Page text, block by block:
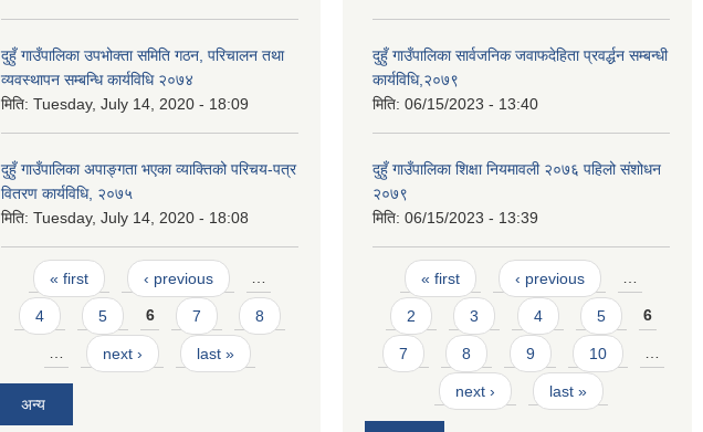
दुहुँ गाउँपालिका उपभोक्ता समिति गठन, परिचालन तथा
व्यवस्थापन सम्बन्धि कार्यविधि २०७४
मिति: Tuesday, July 14, 2020 - 18:09
दुहुँ गाउँपालिका अपाङ्गता भएका व्याक्तिको परिचय-पत्र
वितरण कार्यविधि, २०७५
मिति: Tuesday, July 14, 2020 - 18:08
Pages
« first ‹ previous …
4 5 6 7 8
… next › last »
अन्य
दुहुँ गाउँपालिका सार्वजनिक जवाफदेहिता प्रवर्द्धन सम्बन्धी
कार्यविधि,२०७९
मिति: 06/15/2023 - 13:40
दुहुँ गाउँपालिका शिक्षा नियमावली २०७६ पहिलो संशोधन
२०७९
मिति: 06/15/2023 - 13:39
Pages
« first ‹ previous …
2 3 4 5 6
7 8 9 10 …
next › last »